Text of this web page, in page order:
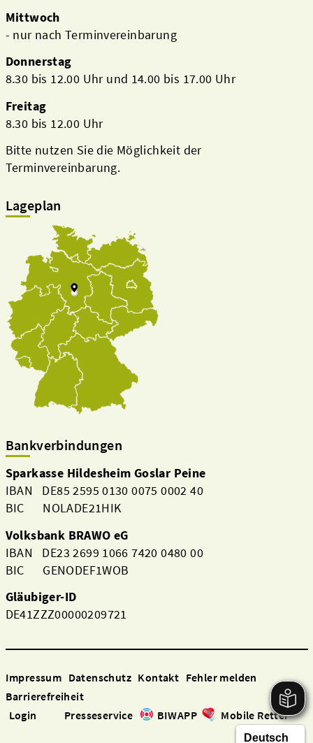
Mittwoch
- nur nach Terminvereinbarung
Donnerstag
8.30 bis 12.00 Uhr und 14.00 bis 17.00 Uhr
Freitag
8.30 bis 12.00 Uhr
Bitte nutzen Sie die Möglichkeit der
Terminvereinbarung.
Lageplan
Bankverbindungen
Sparkasse Hildesheim Goslar Peine
IBAN DE85 2595 0130 0075 0002 40
BIC NOLADE21HIK
Volksbank BRAWO eG
IBAN DE23 2699 1066 7420 0480 00
BIC GENODEF1WOB
Gläubiger-ID
DE41ZZZ00000209721
Impressum Datenschutz Kontakt Fehler melden
Barrierefreiheit
Login
Presseservice BIWAPP Mobile Retter